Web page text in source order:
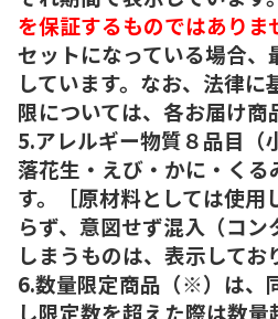
を保証するものではありま
セットになっている場合、
しています。なお、法律
限については、各お届け商
5.アレルギー物質８品目（
落花生・えび・かに・くる
す。［原材料としては使用
らず、意図せず混入（コ
しまうものは、表示してお
6.数量限定商品（※）は、
し限定数を超えた際は数